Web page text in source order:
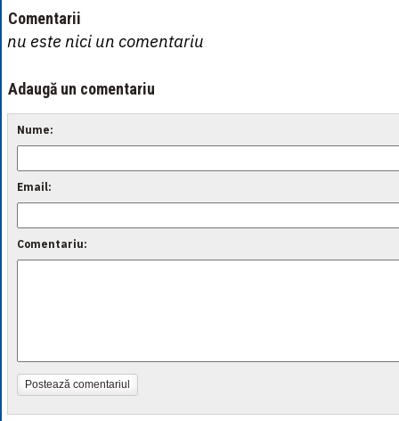
Comentarii
nu este nici un comentariu
Adaugă un comentariu
Nume:
Email:
Comentariu:
Postează comentariul